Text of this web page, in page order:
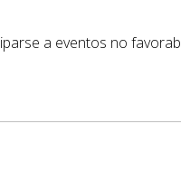
a eventos no